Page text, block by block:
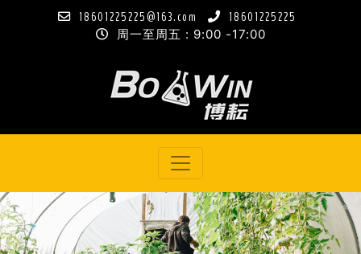
18601225225@163.com 18601225225
周一至周五 : 9:00 -17:00